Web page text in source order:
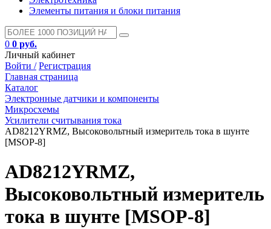
Элементы питания и блоки питания
0 0 руб.
Личный кабинет
Войти / Регистрация
Главная страница
Каталог
Электронные датчики и компоненты
Микросхемы
Усилители считывания тока
AD8212YRMZ, Высоковольтный измеритель тока в шунте
[MSOP-8]
AD8212YRMZ,
Высоковольтный измеритель
тока в шунте [MSOP-8]